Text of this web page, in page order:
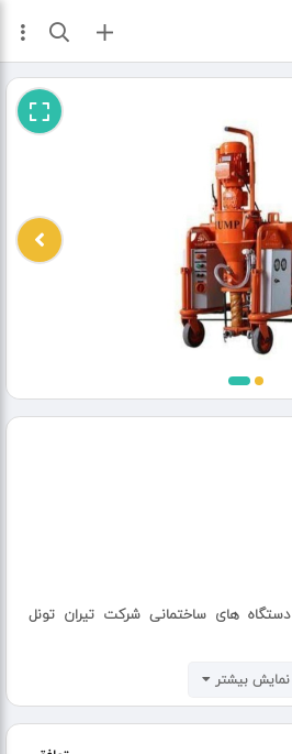
ثبت آگهی
های ساختمانی شرکت تیران تونل
نمایش بیشتر